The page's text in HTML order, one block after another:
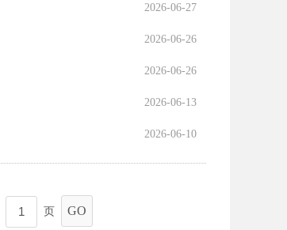
2026-06-27
2026-06-26
2026-06-26
2026-06-13
2026-06-10
页 GO